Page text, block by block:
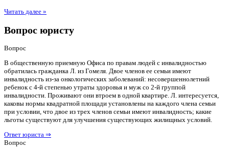
Читать далее »
Вопрос юристу
Вопрос
В общественную приемную Офиса по правам людей с инвалидностью
обратилась гражданка Л. из Гомеля. Двое членов ее семьи имеют
инвалидность из-за онкологических заболеваний: несовершеннолетний
ребенок с 4-й степенью утраты здоровья и муж со 2-й группой
инвалидности. Проживают они втроем в одной квартире. Л. интересуется,
каковы нормы квадратной площади установлены на каждого члена семьи
при условии, что двое из трех членов семьи имеют инвалидность; какие
льготы существуют для улучшения существующих жилищных условий.
Ответ юриста ⇒
Вопрос